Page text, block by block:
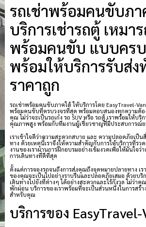
รถเช่าพร้อมคนขับภา
บริการเช่ารถตู้ เหมา
พร้อมคนขับ แบบครบ
พร้อมให้บริการรับส่ง
ราคาถูก
รถเช่าพร้อมคนขับภาคใต้ ให้บริการโดย EasyTravel-
พร้อมคนขับที่ครบวงจรที่สุด พร้อมตอบสนองทุกความต้อ
คุณ ไม่ว่าจะเป็นรถเก๋ง รถ SUV หรือ รถตู้ เราพร้อมให้บ
คุณภาพสูง พร้อมกับทีมงานผู้เชี่ยวชาญที่มีประสบการณ์
เราเข้าใจดีว่าความสะดวกสบาย และ ความปลอดภัยเป็
ทาง ด้วยเหตุนี้เราจึงให้ความสำคัญกับการให้บริการที่รว
งานของเราผ่านการฝึกอบรมอย่างเข้มงวดเพื่อให้มั่นใจ
การเดินทางที่ดีที่สุด
ตั้งแต่การจองรถจนถึงการส่งคุณถึงจุดหมายปลายทาง เร
ของคุณจะเป็นไปอย่างราบรื่นและปลอดภัยเสมอ ด้วยบริ
เดินทางไปยังที่ต่างๆ ได้อย่างสะดวกและไร้กังวล ไม่ว่าคุ
พักผ่อน บริการของเราพร้อมที่จะเป็นส่วนหนึ่งในการสร้
สำหรับคุณ
บริการของ